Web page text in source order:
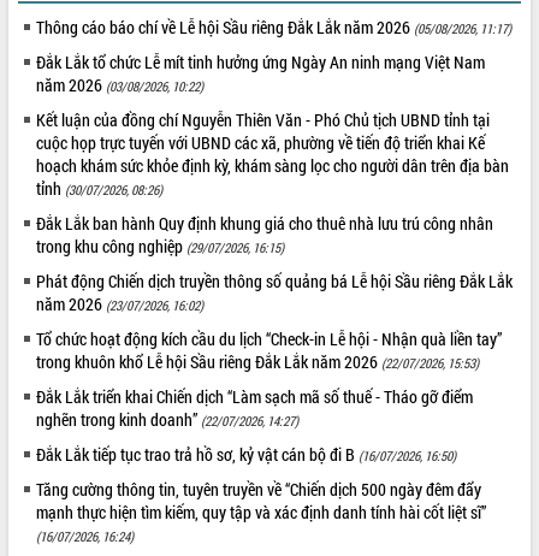
Thông cáo báo chí về Lễ hội Sầu riêng Đắk Lắk năm 2026 (05/08/2026, 11:17)
Đắk Lắk tổ chức Lễ mít tinh hưởng ứng Ngày An ninh mạng Việt Nam
năm 2026 (03/08/2026, 10:22)
Kết luận của đồng chí Nguyễn Thiên Văn - Phó Chủ tịch UBND tỉnh tại
cuộc họp trực tuyến với UBND các xã, phường về tiến độ triển khai Kế
hoạch khám sức khỏe định kỳ, khám sàng lọc cho người dân trên địa bàn
tỉnh (30/07/2026, 08:26)
Đắk Lắk ban hành Quy định khung giá cho thuê nhà lưu trú công nhân
trong khu công nghiệp (29/07/2026, 16:15)
Phát động Chiến dịch truyền thông số quảng bá Lễ hội Sầu riêng Đắk Lắk
năm 2026 (23/07/2026, 16:02)
Tổ chức hoạt động kích cầu du lịch “Check-in Lễ hội - Nhận quà liền tay”
trong khuôn khổ Lễ hội Sầu riêng Đắk Lắk năm 2026 (22/07/2026, 15:53)
Đắk Lắk triển khai Chiến dịch “Làm sạch mã số thuế - Tháo gỡ điểm
nghẽn trong kinh doanh” (22/07/2026, 14:27)
Đắk Lắk tiếp tục trao trả hồ sơ, kỷ vật cán bộ đi B (16/07/2026, 16:50)
Tăng cường thông tin, tuyên truyền về “Chiến dịch 500 ngày đêm đẩy
mạnh thực hiện tìm kiếm, quy tập và xác định danh tính hài cốt liệt sĩ”
(16/07/2026, 16:24)